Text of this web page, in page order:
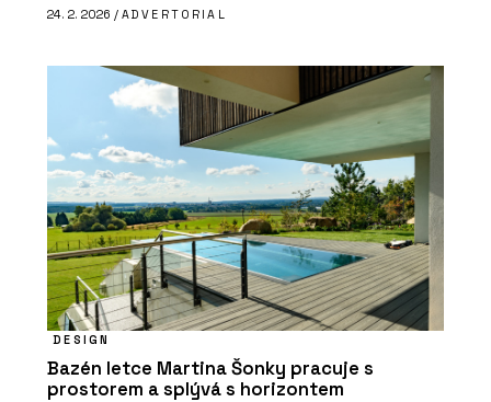
24. 2. 2026 / ADVERTORIAL
DESIGN
Bazén letce Martina Šonky pracuje s
prostorem a splývá s horizontem